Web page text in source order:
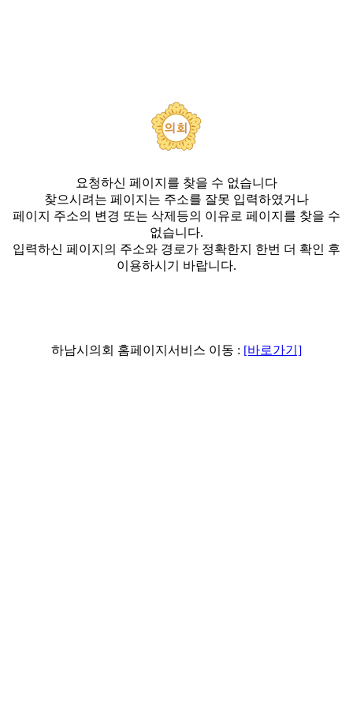
요청하신 페이지를 찾을 수 없습니다
찾으시려는 페이지는 주소를 잘못 입력하였거나
페이지 주소의 변경 또는 삭제등의 이유로 페이지를 찾을 수
없습니다.
입력하신 페이지의 주소와 경로가 정확한지 한번 더 확인 후
이용하시기 바랍니다.
하남시의회 홈페이지서비스 이동 : [바로가기]